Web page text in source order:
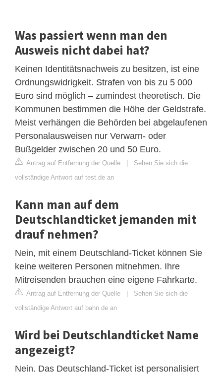
Was passiert wenn man den
Ausweis nicht dabei hat?
Keinen Identitätsnachweis zu besitzen, ist eine
Ordnungswidrigkeit. Strafen von bis zu 5 000
Euro sind möglich – zumindest theoretisch. Die
Kommunen bestimmen die Höhe der Geldstrafe.
Meist verhängen die Behörden bei abgelaufenen
Personalausweisen nur Verwarn- oder
Bußgelder zwischen 20 und 50 Euro.
Antrag auf Entfernung der Quelle | Sehen Sie sich die
vollständige Antwort auf test.de an
Kann man auf dem
Deutschlandticket jemanden mit
drauf nehmen?
Nein, mit einem Deutschland-Ticket können Sie
keine weiteren Personen mitnehmen. Ihre
Mitreisenden brauchen eine eigene Fahrkarte.
Antrag auf Entfernung der Quelle | Sehen Sie sich die
vollständige Antwort auf bahn.de an
Wird bei Deutschlandticket Name
angezeigt?
Nein. Das Deutschland-Ticket ist personalisiert